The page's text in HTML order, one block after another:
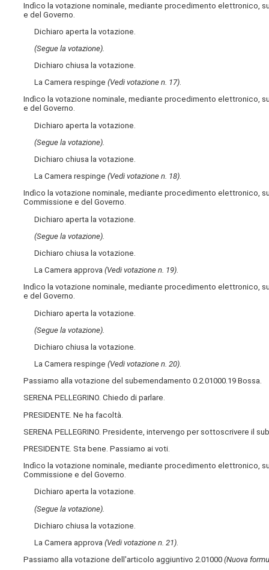
Indìco la votazione nominale, mediante procedimento elettronico,
e del Governo.
Dichiaro aperta la votazione.
(Segue la votazione).
Dichiaro chiusa la votazione.
La Camera respinge(Vedi votazione n. 17).
Indìco la votazione nominale, mediante procedimento elettronico,
e del Governo.
Dichiaro aperta la votazione.
(Segue la votazione).
Dichiaro chiusa la votazione.
La Camera respinge(Vedi votazione n. 18).
Indìco la votazione nominale, mediante procedimento elettronico,
Commissione e del Governo.
Dichiaro aperta la votazione.
(Segue la votazione).
Dichiaro chiusa la votazione.
La Camera approva(Vedi votazione n. 19).
Indìco la votazione nominale, mediante procedimento elettronico,
e del Governo.
Dichiaro aperta la votazione.
(Segue la votazione).
Dichiaro chiusa la votazione.
La Camera respinge(Vedi votazione n. 20).
Passiamo alla votazione del subemendamento 0.2.01000.19 Bossa.
SERENA PELLEGRINO. Chiedo di parlare.
PRESIDENTE. Ne ha facoltà.
SERENA PELLEGRINO. Presidente, intervengo per sottoscrivere il
PRESIDENTE. Sta bene. Passiamo ai voti.
Indìco la votazione nominale, mediante procedimento elettronico,
Commissione e del Governo.
Dichiaro aperta la votazione.
(Segue la votazione).
Dichiaro chiusa la votazione.
La Camera approva(Vedi votazione n. 21)
Passiamo alla votazione dell'articolo aggiuntivo 2.01000(Nuova